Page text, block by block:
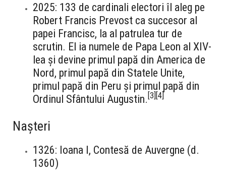
2025: 133 de cardinali electori îl aleg pe
Robert Francis Prevost ca succesor al
papei Francisc, la al patrulea tur de
scrutin. El ia numele de Papa Leon al XIV-
lea și devine primul papă din America de
Nord, primul papă din Statele Unite,
primul papă din Peru și primul papă din
Ordinul Sfântului Augustin. 3 4
Nașteri
1326: Ioana I, Contesă de Auvergne (d.
1360)